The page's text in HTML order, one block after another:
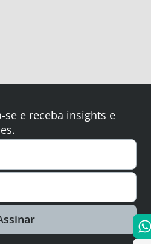
se e receba insights e